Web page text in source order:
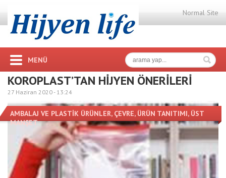
Normal Site
MENÜ
KOROPLAST’TAN HİJYEN ÖNERİLERİ
27 Haziran 2020 - 13:24
AMBALAJ VE PLASTİK ÜRÜNLER, ÇEVRE, ÜRÜN TANITIMI, ÜST
MANŞET